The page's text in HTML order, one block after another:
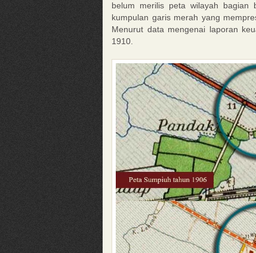
belum merilis peta wilayah bagian
kumpulan garis merah yang
Menurut data mengenai laporan
1910.